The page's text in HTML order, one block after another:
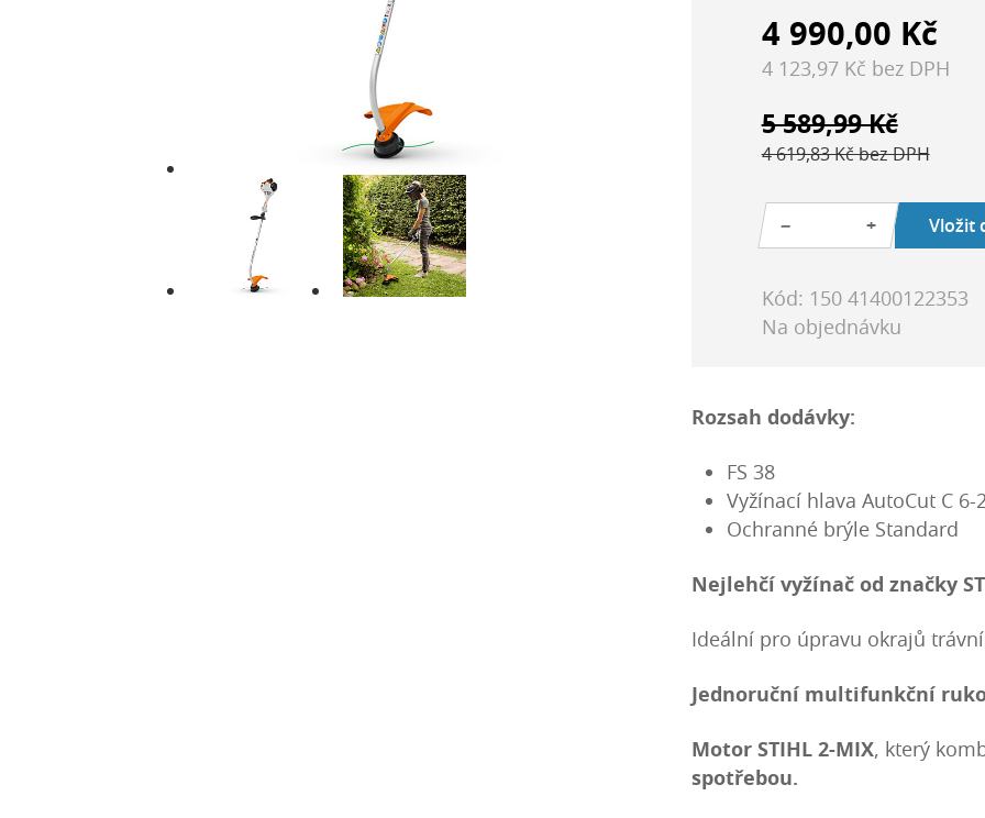
4 990,00 Kč
4 123,97 Kč bez DPH
5 589,99 Kč
4 619,83 Kč bez DPH
− + Vložit
Kód: 150 41400122353
Na objednávku
Rozsah dodávky:
FS 38
Vyžínací hlava AutoCut C 6-
Ochranné brýle Standard
Nejlehčí vyžínač od značky
Ideální pro úpravu okrajů
Jednoruční multifunkční
Motor STIHL 2-MIX, který
spotřebou.